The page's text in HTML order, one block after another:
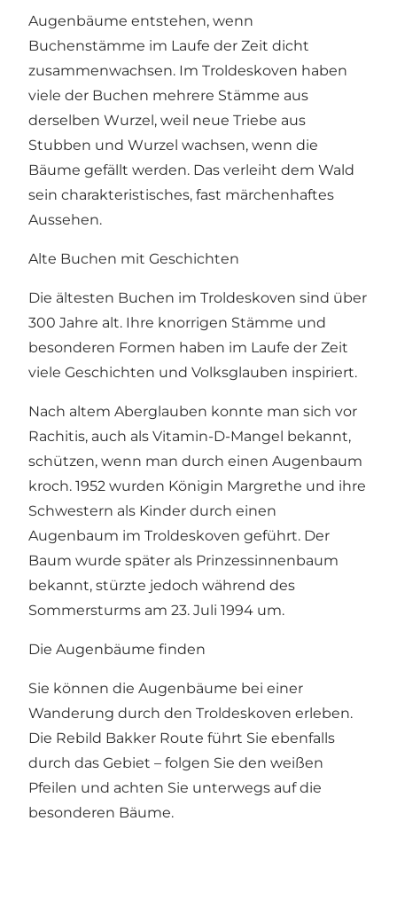
Augenbäume entstehen, wenn
Buchenstämme im Laufe der Zeit dicht
zusammenwachsen. Im Troldeskoven haben
viele der Buchen mehrere Stämme aus
derselben Wurzel, weil neue Triebe aus
Stubben und Wurzel wachsen, wenn die
Bäume gefällt werden. Das verleiht dem Wald
sein charakteristisches, fast märchenhaftes
Aussehen.
Alte Buchen mit Geschichten
Die ältesten Buchen im Troldeskoven sind über
300 Jahre alt. Ihre knorrigen Stämme und
besonderen Formen haben im Laufe der Zeit
viele Geschichten und Volksglauben inspiriert.
Nach altem Aberglauben konnte man sich vor
Rachitis, auch als Vitamin-D-Mangel bekannt,
schützen, wenn man durch einen Augenbaum
kroch. 1952 wurden Königin Margrethe und ihre
Schwestern als Kinder durch einen
Augenbaum im Troldeskoven geführt. Der
Baum wurde später als Prinzessinnenbaum
bekannt, stürzte jedoch während des
Sommersturms am 23. Juli 1994 um.
Die Augenbäume finden
Sie können die Augenbäume bei einer
Wanderung durch den Troldeskoven erleben.
Die Rebild Bakker Route führt Sie ebenfalls
durch das Gebiet – folgen Sie den weißen
Pfeilen und achten Sie unterwegs auf die
besonderen Bäume.